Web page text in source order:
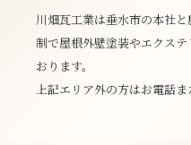
川畑瓦工業は垂水市の本社
制で屋根外壁塗装やエクス
おります。
上記エリア外の方はお電話